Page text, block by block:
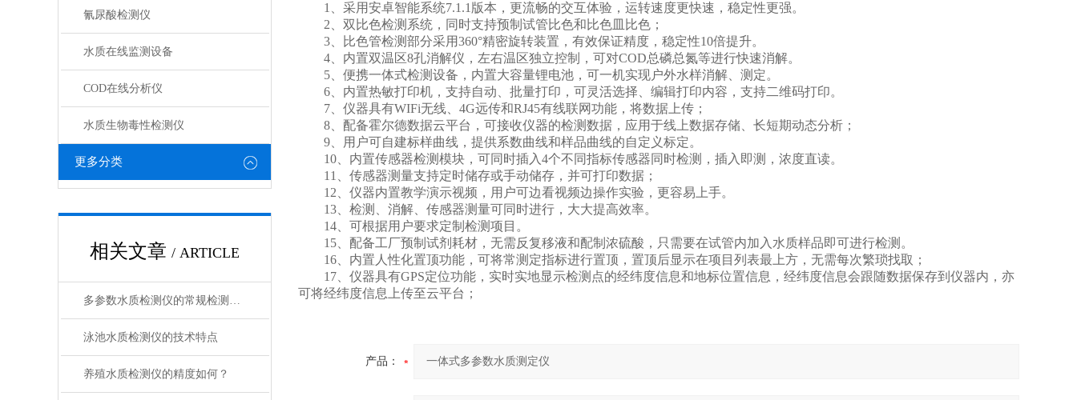
氰尿酸检测仪
水质在线监测设备
COD在线分析仪
水质生物毒性检测仪
更多分类
相关文章 / ARTICLE
多参数水质检测仪的常规检测项目有哪些？
泳池水质检测仪的技术特点
养殖水质检测仪的精度如何？
1、采用安卓智能系统7.1.1版本，更流畅的交互体验，运转速度更快速，稳定性更强。
2、双比色检测系统，同时支持预制试管比色和比色皿比色；
3、比色管检测部分采用360°精密旋转装置，有效保证精度，稳定性10倍提升。
4、内置双温区8孔消解仪，左右温区独立控制，可对COD总磷总氮等进行快速消解。
5、便携一体式检测设备，内置大容量锂电池，可一机实现户外水样消解、测定。
6、内置热敏打印机，支持自动、批量打印，可灵活选择、编辑打印内容，支持二维码打印。
7、仪器具有WIFi无线、4G远传和RJ45有线联网功能，将数据上传；
8、配备霍尔德数据云平台，可接收仪器的检测数据，应用于线上数据存储、长短期动态分析；
9、用户可自建标样曲线，提供系数曲线和样品曲线的自定义标定。
10、内置传感器检测模块，可同时插入4个不同指标传感器同时检测，插入即测，浓度直读。
11、传感器测量支持定时储存或手动储存，并可打印数据；
12、仪器内置教学演示视频，用户可边看视频边操作实验，更容易上手。
13、检测、消解、传感器测量可同时进行，大大提高效率。
14、可根据用户要求定制检测项目。
15、配备工厂预制试剂耗材，无需反复移液和配制浓硫酸，只需要在试管内加入水质样品即可进行检测。
16、内置人性化置顶功能，可将常测定指标进行置顶，置顶后显示在项目列表最上方，无需每次繁琐找取；
17、仪器具有GPS定位功能，实时实地显示检测点的经纬度信息和地标位置信息，经纬度信息会跟随数据保存到仪器内，亦
可将经纬度信息上传至云平台；
产品：